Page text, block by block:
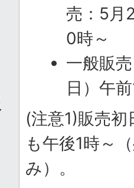
売：5月
0時～
一般販
日）午
(注意1)販売
も午後1時～
み）。